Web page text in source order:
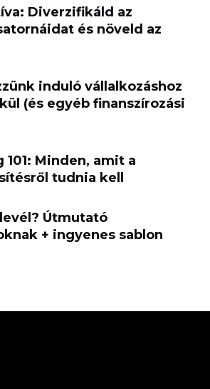
Diverzifikáld az
és növeld az
induló vállalkozáshoz
(és egyéb finanszírozási
Minden, amit a
tudnia kell
Útmutató
+ ingyenes sablon